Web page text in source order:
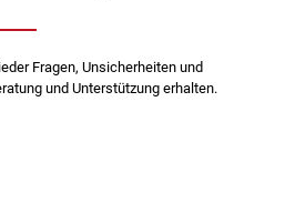
Fragen, Unsicherheiten und
und Unterstützung erhalten.